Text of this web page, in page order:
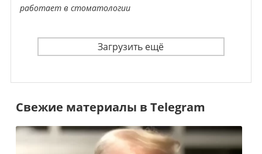
работает в стоматологии
Загрузить ещё
Свежие материалы в Telegram